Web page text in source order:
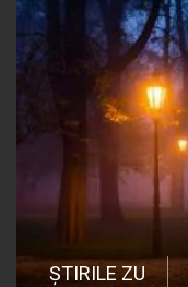
ȘTIRILE ZU